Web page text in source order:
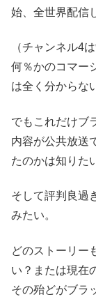
始、全世界配信
（チャンネル4
何％かのコマー
は全く分からな
でもこれだけブ
内容が公共放送
たのかは知りた
そして評判良過
みたい。
どのストーリー
い？または現在
その殆どがブラ